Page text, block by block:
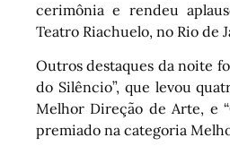
cerimônia e rendeu
Teatro Riachuelo, no Rio de
Outros destaques da noite
do Silêncio”, que levou
Melhor Direção de Arte, e
premiado na categoria